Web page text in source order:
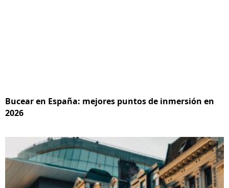
Bucear en España: mejores puntos de inmersión en
2026